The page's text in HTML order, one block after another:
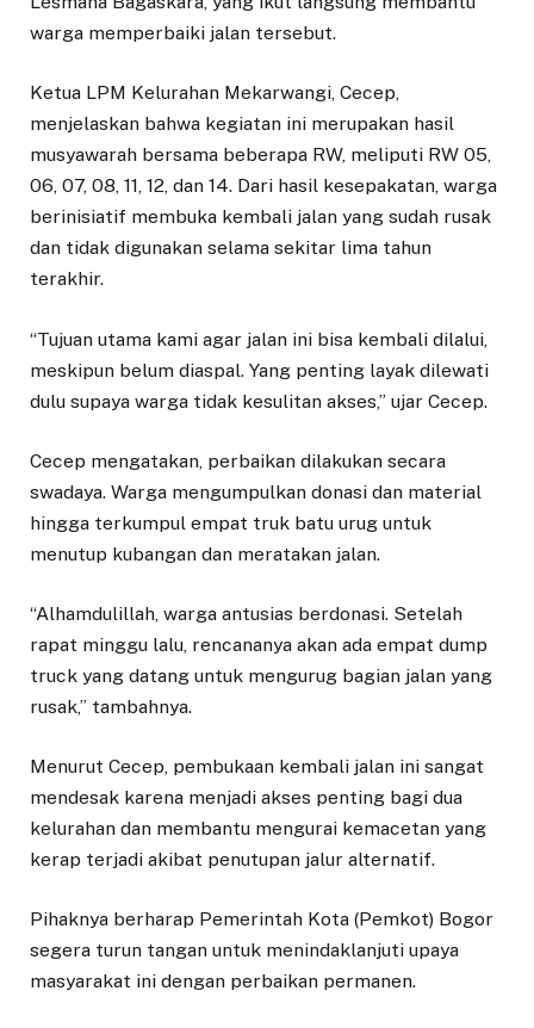
warga memperbaiki jalan tersebut.
Ketua LPM Kelurahan Mekarwangi, Cecep,
menjelaskan bahwa kegiatan ini merupakan hasil
musyawarah bersama beberapa RW, meliputi RW 05,
06, 07, 08, 11, 12, dan 14. Dari hasil kesepakatan, warga
berinisiatif membuka kembali jalan yang sudah rusak
dan tidak digunakan selama sekitar lima tahun
terakhir.
“Tujuan utama kami agar jalan ini bisa kembali dilalui,
meskipun belum diaspal. Yang penting layak dilewati
dulu supaya warga tidak kesulitan akses,” ujar Cecep.
Cecep mengatakan, perbaikan dilakukan secara
swadaya. Warga mengumpulkan donasi dan material
hingga terkumpul empat truk batu urug untuk
menutup kubangan dan meratakan jalan.
“Alhamdulillah, warga antusias berdonasi. Setelah
rapat minggu lalu, rencananya akan ada empat dump
truck yang datang untuk mengurug bagian jalan yang
rusak,” tambahnya.
Menurut Cecep, pembukaan kembali jalan ini sangat
mendesak karena menjadi akses penting bagi dua
kelurahan dan membantu mengurai kemacetan yang
kerap terjadi akibat penutupan jalur alternatif.
Pihaknya berharap Pemerintah Kota (Pemkot) Bogor
segera turun tangan untuk menindaklanjuti upaya
masyarakat ini dengan perbaikan permanen.